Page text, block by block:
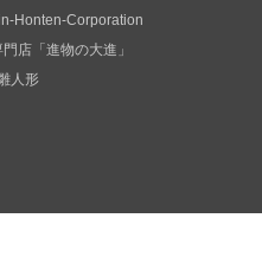
Honten-Corporation
店「進物の大進」
人形